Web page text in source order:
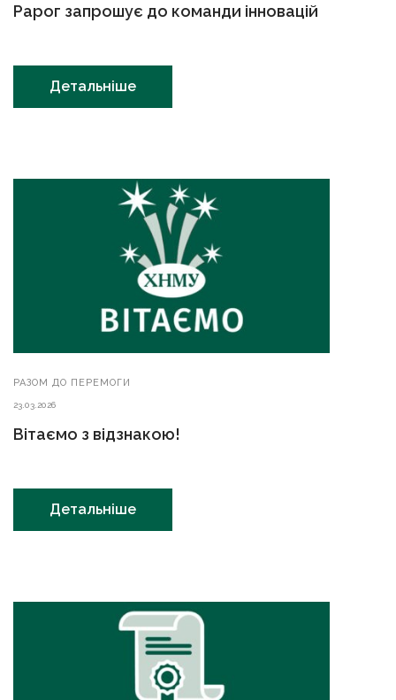
Рарог запрошує до команди інновацій
Детальніше
РАЗОМ ДО ПЕРЕМОГИ
23.03.2026
Вітаємо з відзнакою!
Детальніше